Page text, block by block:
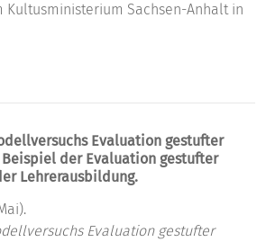
Kultusministerium Sachsen-Anhalt in
Evaluation gestufter
der Evaluation gestufter
Lehrerausbildung.
Evaluation gestufter